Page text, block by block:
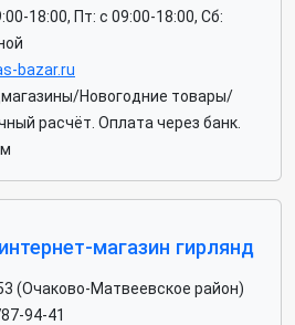
18:00, Пт: c 09:00-18:00, Сб:
bazar.ru
Новогодние товары/
расчёт. Оплата через банк.
магазин гирлянд
(Очаково-Матвеевское район)
94-41